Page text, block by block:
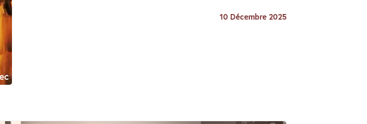
10 Décembre 2025